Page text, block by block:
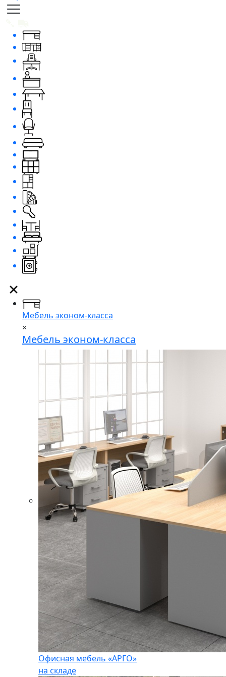
Мебель эконом-класса
×
Мебель эконом-класса
Офисная мебель «АРГО»
на складе